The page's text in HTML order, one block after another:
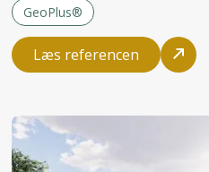
GeoPlus®
Læs referencen